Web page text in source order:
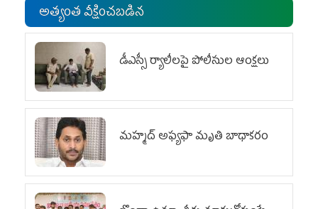
అత్యంత వీక్షించబడిన
డీఎస్సీ ర్యాలీలపై పోలీసుల ఆంక్షలు
మహ్మద్‌ అఫ్యఫా మృతి బాధాకరం